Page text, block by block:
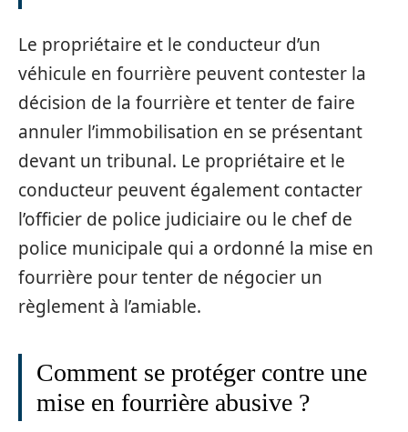
Le propriétaire et le conducteur d’un
véhicule en fourrière peuvent contester la
décision de la fourrière et tenter de faire
annuler l’immobilisation en se présentant
devant un tribunal. Le propriétaire et le
conducteur peuvent également contacter
l’officier de police judiciaire ou le chef de
police municipale qui a ordonné la mise en
fourrière pour tenter de négocier un
règlement à l’amiable.
Comment se protéger contre une
mise en fourrière abusive ?